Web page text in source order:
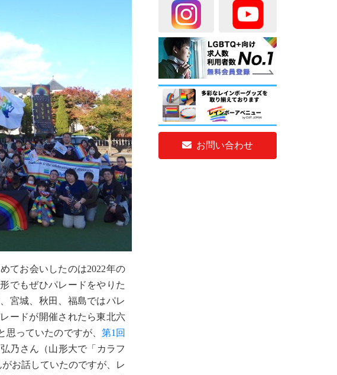
お問い合わせ
てお会いしたのは2022年の
でもぜひパレードをやりた
宮城、秋田、福島ではパレ
ードが開催されたら東北六
っていたのですが、 第1回
乃さん（山形大で「カラフ
お話していたのですが、レ